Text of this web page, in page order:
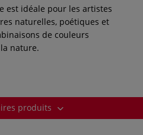
est idéale pour les artistes
naturelles, poétiques et
de couleurs
nature.
produits